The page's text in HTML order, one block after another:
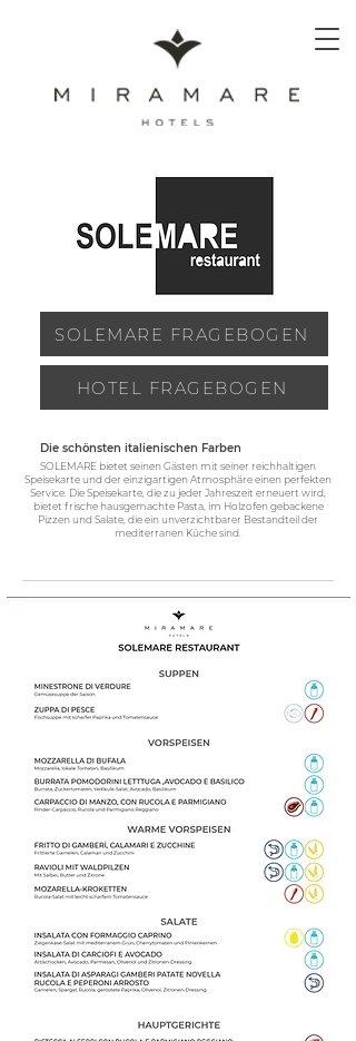
SOLEMARE FRAGEBOGEN
HOTEL FRAGEBOGEN
Die schönsten italienischen Farben
SOLEMARE bietet seinen Gästen mit seiner reichhaltigen
Speisekarte und der einzigartigen Atmosphäre einen perfekten
Service. Die Speisekarte, die zu jeder Jahreszeit erneuert wird,
bietet frische hausgemachte Pasta, im Holzofen gebackene
Pizzen und Salate, die ein unverzichtbarer Bestandteil der
mediterranen Küche sind.